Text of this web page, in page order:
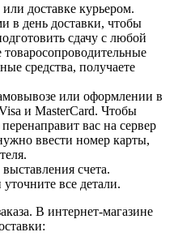
доставке курьером.
в день доставки, чтобы
сдачу с любой
средства, получаете
или оформлении в
и MasterCard. Чтобы
вас на сервер
ввести номер карты,
счета.
все детали.
В интернет-магазине